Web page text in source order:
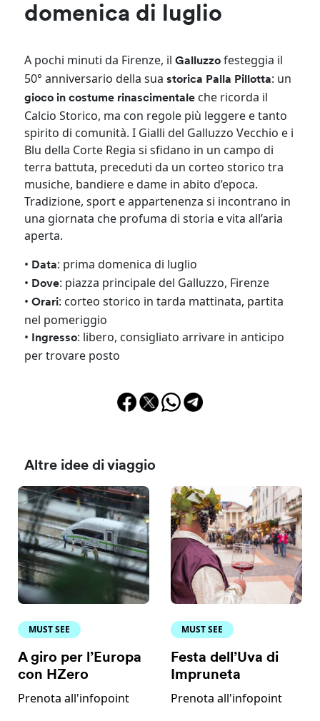
domenica di luglio
A pochi minuti da Firenze, ilGalluzzo festeggia il
50° anniversario della suastorica Palla Pillotta: un
gioco in costume rinascimentale che ricorda il
Calcio Storico, ma con regole più leggere e tanto
spirito di comunità. I Gialli del Galluzzo Vecchio e i
Blu della Corte Regia si sfidano in un campo di
terra battuta, preceduti da un corteo storico tra
musiche, bandiere e dame in abito d’epoca.
Tradizione, sport e appartenenza si incontrano in
una giornata che profuma di storia e vita all’aria
aperta.
• Data: prima domenica di luglio
• Dove: piazza principale del Galluzzo, Firenze
•Orari: corteo storico in tarda mattinata, partita
nel pomeriggio
•
Ingresso: libero, consigliato arrivare in anticipo
per trovare posto
Altre idee di viaggio
MUST SEE
A giro per l’Europa
con HZero
Prenota all'infopoint
MUST SEE
Festa dell’Uva di
Impruneta
Prenota all'infopoint